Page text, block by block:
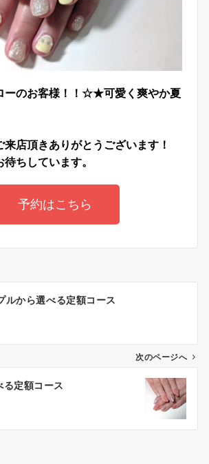
ーのお客様！！☆★可愛く爽やか夏
来店頂きありがとうございます！
ちしています。
予約はこちら
ルから選べる定額コース
次のページへ
定額コース